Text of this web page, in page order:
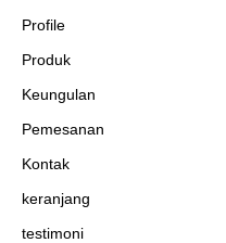
Profile
Produk
Keungulan
Pemesanan
Kontak
keranjang
testimoni